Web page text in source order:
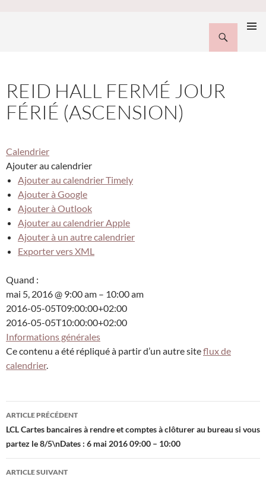
REID HALL FERMÉ JOUR
FÉRIÉ (ASCENSION)
Calendrier
Ajouter au calendrier
Ajouter au calendrier Timely
Ajouter à Google
Ajouter à Outlook
Ajouter au calendrier Apple
Ajouter à un autre calendrier
Exporter vers XML
Quand :
mai 5, 2016 @ 9:00 am – 10:00 am
2016-05-05T09:00:00+02:00
2016-05-05T10:00:00+02:00
Informations générales
Ce contenu a été répliqué à partir d’un autre siteflux de
calendrier.
Navigation
des
articles
ARTICLE PRÉCÉDENT
LCL Cartes bancaires à rendre et comptes à clôturer au bureau si vous
partez le 8/5\nDates : 6 mai 2016 09:00 – 10:00
ARTICLE SUIVANT